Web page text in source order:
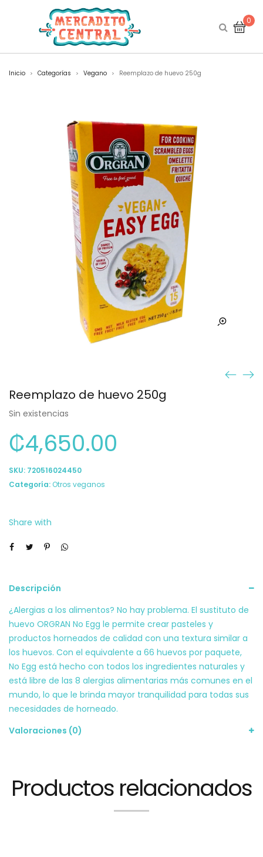
0
Inicio > Categorías > Vegano > Reemplazo de huevo 250g
Reemplazo de huevo 250g
Sin existencias
₡4,650.00
SKU: 720516024450
Categoría: Otros veganos
Share with
Descripción
¿Alergias a los alimentos? No hay problema. El sustituto de
huevo ORGRAN No Egg le permite crear pasteles y
productos horneados de calidad con una textura similar a
los huevos. Con el equivalente a 66 huevos por paquete,
No Egg está hecho con todos los ingredientes naturales y
está libre de las 8 alergias alimentarias más comunes en el
mundo, lo que le brinda mayor tranquilidad para todas sus
necesidades de horneado.
Valoraciones (0)
Productos relacionados